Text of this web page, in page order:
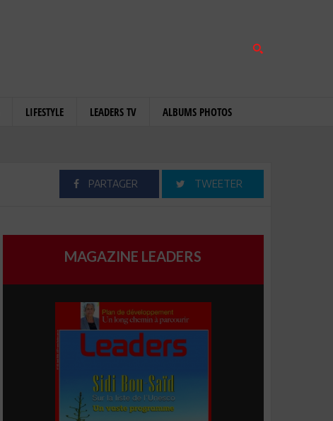
LIFESTYLE LEADERS TV ALBUMS PHOTOS
PARTAGER TWEETER
MAGAZINE LEADERS